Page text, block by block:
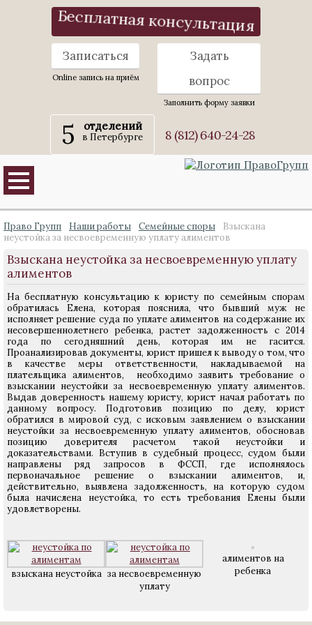
Бесплатная консультация
Записаться
Online запись на приём
Задать
вопрос
Заполнить форму заявки
5 отделений
в Петербурге 8 (812) 640-24-28
Право Групп Наши работы Семейные споры
Взыскана
неустойка за несвоевременную уплату алиментов
Взыскана неустойка за несвоевременную уплату
алиментов
На бесплатную консультацию к юристу по семейным спорам
обратилась Елена, которая пояснила, что бывший муж не
исполняет решение суда по уплате алиментов на содержание их
несовершеннолетнего ребенка, растет задолженность с 2014
года по сегодняшний день, которая им не гасится.
Проанализировав документы, юрист пришел к выводу о том, что
в качестве меры ответственности, накладываемой на
плательщика алиментов, необходимо заявить требование о
взыскании неустойки за несвоевременную уплату алиментов.
Выдав доверенность нашему юристу, юрист начал работать по
данному вопросу. Подготовив позицию по делу, юрист
обратился в мировой суд, с исковым заявлением о взыскании
неустойки за несвоевременную уплату алиментов, обосновав
позицию доверителя расчетом такой неустойки и
доказательствами. Вступив в судебный процесс, судом были
направлены ряд запросов в ФССП, где исполнялось
первоначальное решение о взыскании алиментов, и,
действительно, выявлена задолженность, на которую судом
была начислена неустойка, то есть требования Елены были
удовлетворены.
взыскана неустойка за несвоевременную
уплату
алиментов на
ребенка